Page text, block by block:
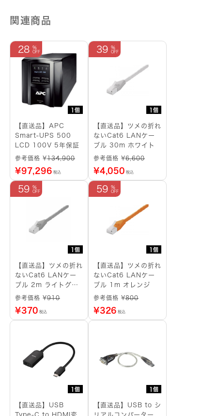
関連商品
1個
28
【直送品】APC
Smart-UPS 500
LCD 100V 5年保証
参考価格 ¥134,900
¥97,296 税込
1個
39
【直送品】ツメの折れ
ないCat6 LANケー
ブル 30m ホワイト
参考価格 ¥6,600
¥4,050 税込
1個
59
【直送品】ツメの折れ
ないCat6 LANケー
ブル 2m ライトグレ
ー
参考価格 ¥910
¥370 税込
1個
59
【直送品】ツメの折れ
ないCat6 LANケー
ブル 1m オレンジ
参考価格 ¥800
¥326 税込
1個
【直送品】USB
1個
【直送品】USB to シ